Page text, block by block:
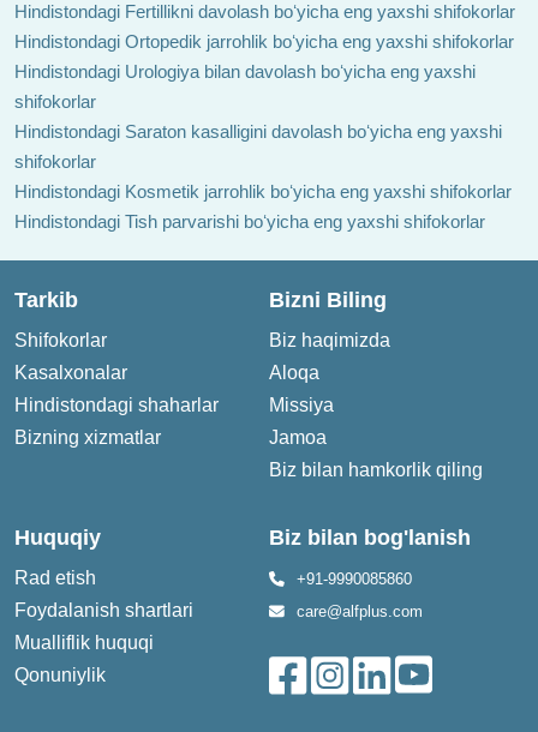
Hindistondagi Fertillikni davolash boʻyicha eng yaxshi shifokorlar
Hindistondagi Ortopedik jarrohlik boʻyicha eng yaxshi shifokorlar
Hindistondagi Urologiya bilan davolash boʻyicha eng yaxshi
shifokorlar
Hindistondagi Saraton kasalligini davolash boʻyicha eng yaxshi
shifokorlar
Hindistondagi Kosmetik jarrohlik boʻyicha eng yaxshi shifokorlar
Hindistondagi Tish parvarishi boʻyicha eng yaxshi shifokorlar
Tarkib
Shifokorlar
Kasalxonalar
Hindistondagi shaharlar
Bizning xizmatlar
Bizni Biling
Biz haqimizda
Aloqa
Missiya
Jamoa
Biz bilan hamkorlik qiling
Huquqiy
Rad etish
Foydalanish shartlari
Mualliflik huquqi
Qonuniylik
Biz bilan bog'lanish
+91-9990085860
care@alfplus.com